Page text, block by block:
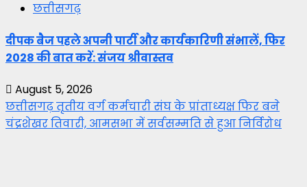
छत्तीसगढ़
दीपक बैज पहले अपनी पार्टी और कार्यकारिणी संभालें, फिर
2028 की बात करें: संजय श्रीवास्तव
August 5, 2026
छत्तीसगढ़ तृतीय वर्ग कर्मचारी संघ के प्रांताध्यक्ष फिर बने
चंद्रशेखर तिवारी, आमसभा में सर्वसम्मति से हुआ निर्विरोध